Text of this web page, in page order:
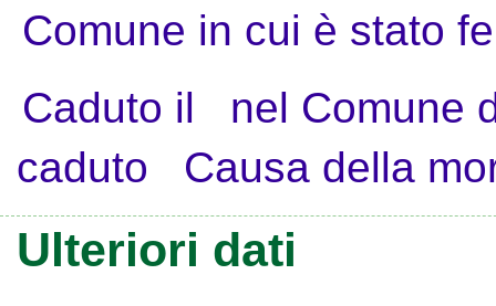
Comune in cui è stato
Caduto il
nel Comune
caduto
Causa della
Ulteriori dati